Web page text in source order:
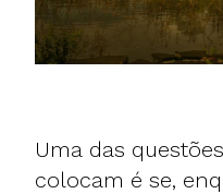
Uma das
colocam é se,